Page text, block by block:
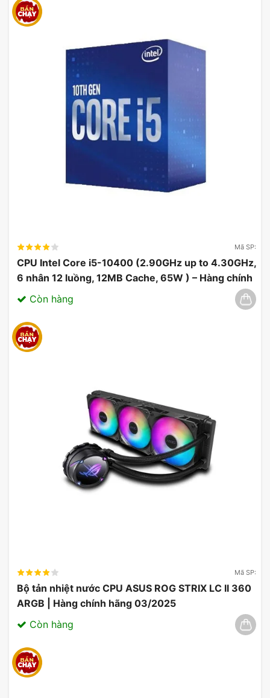
Mã SP:
CPU Intel Core i5-10400 (2.90GHz up to 4.30GHz,
6 nhân 12 luồng, 12MB Cache, 65W ) – Hàng chính
hãng 03/2025
Còn hàng
Mã SP:
Bộ tản nhiệt nước CPU ASUS ROG STRIX LC II 360
ARGB | Hàng chính hãng 03/2025
Còn hàng